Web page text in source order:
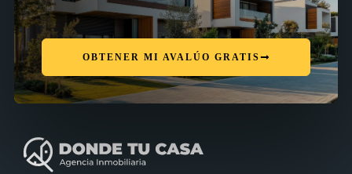
OBTENER MI AVALÚO GRATIS